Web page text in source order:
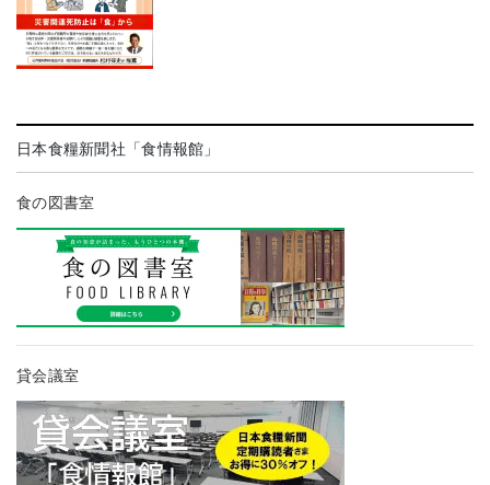
日本食糧新聞社「食情報館」
食の図書室
貸会議室